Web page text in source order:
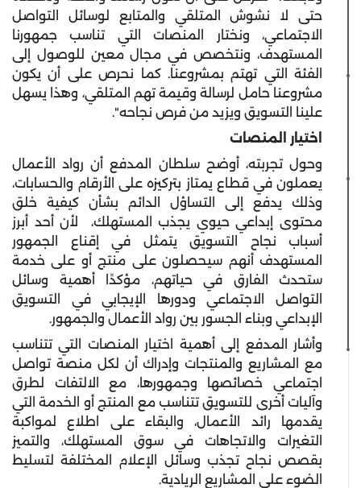
حتى لا نشوش المتلقي والمتابع لوسائل التواصل
الاجتماعي، ونختار المنصات التي تناسب جمهورنا
المستهدف، ونتخصص في مجال معين للوصول إلى
الفئة التي تهتم بمشروعنا. كما نحرص على أن يكون
مشروعنا حامل لرسالة وقيمة تهم المتلقي، وهذا يسهل
علينا التسويق ويزيد من فرص نجاحه".
اختيار المنصات
وحول تجربته، أوضح سلطان المدفع أن رواد الأعمال
يعملون في قطاع يمتاز بتركيزه على الأرقام والحسابات،
وذلك يدفع إلى التساؤل الدائم بشأن كيفية خلق
محتوى إبداعي حيوي يجذب المستهلك، لأن أحد أبرز
أسباب نجاح التسويق يتمثل في إقناع الجمهور
المستهدف أنهم سيحصلون على منتج أو على خدمة
ستحدث الفارق في حياتهم، مؤكدًا أهمية وسائل
التواصل الاجتماعي ودورها الإيجابي في التسويق
الإبداعي وبناء الجسور بين رواد الأعمال والجمهور.
وأشار المدفع إلى أهمية اختيار المنصات التي تتناسب
مع المشاريع والمنتجات وإدراك أن لكل منصة تواصل
اجتماعي خصائصها وجمهورها، مع الالتفات لطرق
وآليات أخرى للتسويق تتناسب مع المنتج أو الخدمة التي
يقدمها رائد الأعمال، والبقاء على اطلاع لمواكبة
التغيرات والاتجاهات في سوق المستهلك، والتميز
بقصص نجاح تجذب وسائل الإعلام المختلفة لتسليط
الضوء على المشاريع الريادية.